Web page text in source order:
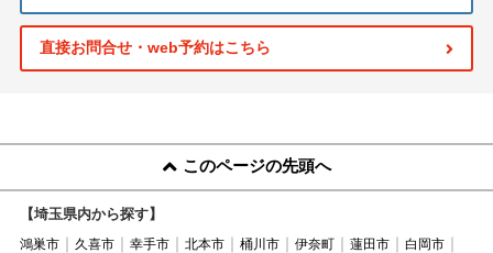
直接お問合せ・web予約はこちら
このページの先頭へ
【埼玉県内から探す】
鴻巣市 久喜市 幸手市 北本市 桶川市 伊奈町 蓮田市
白岡市